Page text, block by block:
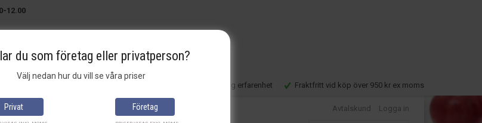
12.00
Lång erfarenhet Fraktfritt vid köp över 950 kr ex moms
Avtalskund Logga in
du som företag eller privatperson?
Välj nedan hur du vill se våra priser
Privat Företag